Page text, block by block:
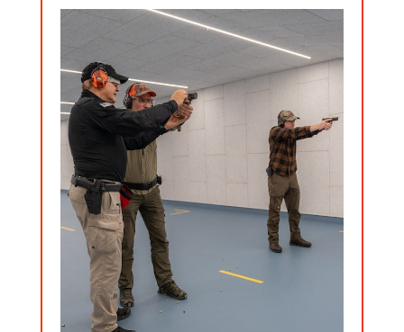
Besseres und sichereres Waffenhandling gibt
ein gutes Gefühl beim Führen der Kurzwaffe.
Engere Schussbilder nach der Ausbildung geben
Sicherheit beim Fangschuss.
Interessiert?
Dann schaue Dir unser Paket an.